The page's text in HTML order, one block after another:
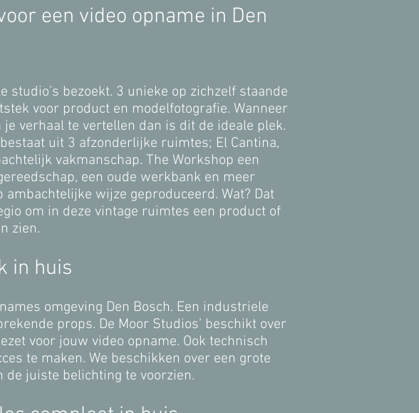
een video opname in Den
bezoekt. 3 unieke op zichzelf staande
voor product en modelfotografie. Wanneer
verhaal te vertellen dan is dit de ideale plek.
uit 3 afzonderlijke ruimtes; El Cantina,
vakmanschap. The Workshop een
een oude werkbank en meer
wijze geproduceerd. Wat? Dat
om in deze vintage ruimtes een product of
zien.
in huis
omgeving Den Bosch. Een industriele
props. De Moor Studios’ beschikt over
voor jouw video opname. Ook technisch
te maken. We beschikken over een grote
juiste belichting te voorzien.